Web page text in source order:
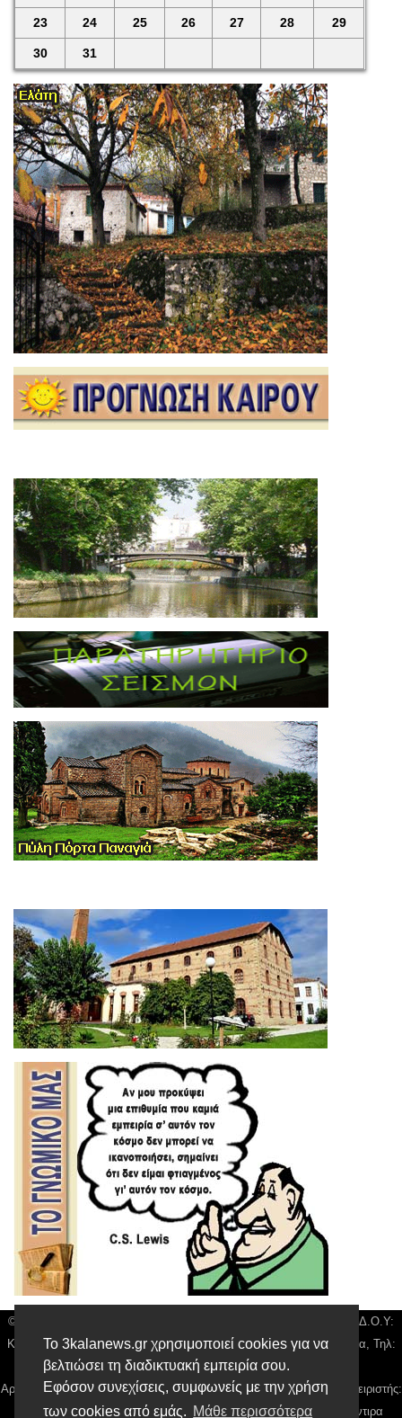
Το 3kalanews.gr χρησιμοποιεί cookies για να
βελτιώσει τη διαδικτυακή εμπειρία σου.
Εφόσον συνεχίσεις, συμφωνείς με την χρήση
των cookies από εμάς. Μάθε περισσότερα
23 24 25 26 27 28 29
30 31
© 3kala News | Διακριτικός Τίτλος: Orion Media, ΑΦΜ: 043750542, Δ.Ο.Υ:
Καρδίτσας, Υπο/μα Τρικάλων, Δ/νση: Τιουσόν 31 τ.κ 42132 Τρίκαλα, Τηλ:
24310 63300, email: news@3kalanews.gr
Αρ. Γεμή: 018804431000, Νόμιμος Εκπρόσωπος, Ιδιοκτήτης και Διαχειριστής:
Παναγιώτης Φιλίππου, Διευθύντρια: Γιαννουσά Βασιλική, Διευθύντιρα